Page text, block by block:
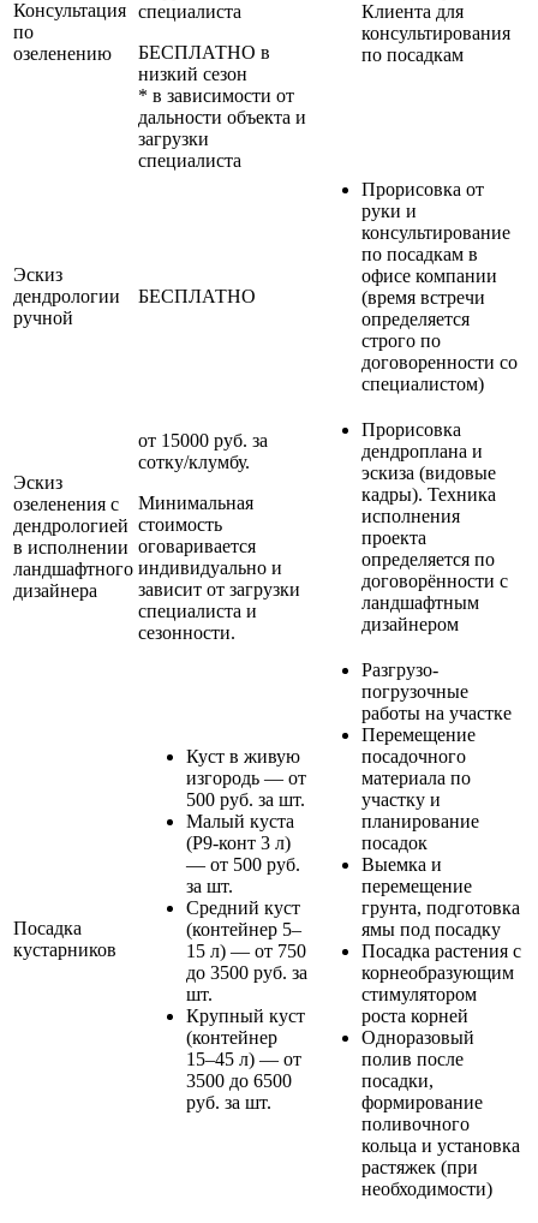
Консультация
по
озеленению
специалиста
БЕСПЛАТНО в
низкий сезон
* в зависимости от
дальности объекта и
загрузки
специалиста
Клиента для
консультирования
по посадкам
Эскиз
дендрологии
ручной
БЕСПЛАТНО
Прорисовка от
руки и
консультирование
по посадкам в
офисе компании
(время встречи
определяется
строго по
договоренности со
специалистом)
Эскиз
озеленения с
дендрологией
в исполнении
ландшафтного
дизайнера
от 15000 руб. за
сотку/клумбу.
Минимальная
стоимость
оговаривается
индивидуально и
зависит от загрузки
специалиста и
сезонности.
Прорисовка
дендроплана и
эскиза (видовые
кадры). Техника
исполнения
проекта
определяется по
договорённости с
ландшафтным
дизайнером
Посадка
кустарников
Куст в живую
изгородь — от
500 руб. за шт.
Малый куста
(Р9-конт 3 л)
— от 500 руб.
за шт.
Средний куст
(контейнер 5–
15 л) — от 750
до 3500 руб. за
шт.
Крупный куст
(контейнер
15–45 л) — от
3500 до 6500
руб. за шт.
Разгрузо-
погрузочные
работы на участке
Перемещение
посадочного
материала по
участку и
планирование
посадок
Выемка и
перемещение
грунта, подготовка
ямы под посадку
Посадка растения с
корнеобразующим
стимулятором
роста корней
Одноразовый
полив после
посадки,
формирование
поливочного
кольца и установка
растяжек (при
необходимости)